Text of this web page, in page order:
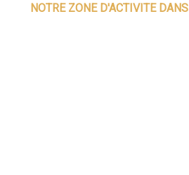
NOTRE ZONE D'ACTIVITE DANS